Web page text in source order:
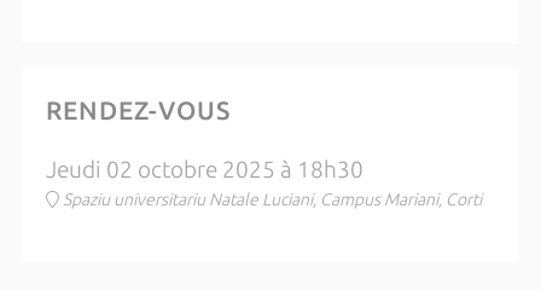
RENDEZ-VOUS
Jeudi 02 octobre 2025 à 18h30
Spaziu universitariu Natale Luciani, Campus Mariani, Corti